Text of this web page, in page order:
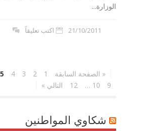
الوزارة...
21/10/2011 اكتب تعليقاً
« الصفحة السابقة 1
2
3
4
5
9
10
…
12 التالي »
شكاوي المواطنين